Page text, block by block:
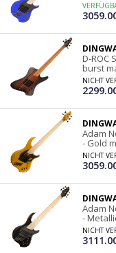
D-ROC
burst
NICHT
Adam
- Gold
NICHT
Adam
-
NICHT